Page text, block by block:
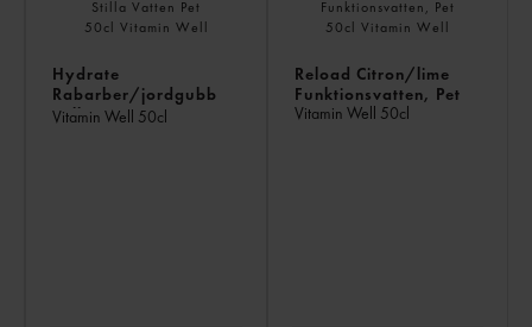
Hydrate
Rabarber/jordgubb
Stilla Vatten Pet
Vitamin Well 50cl
Reload Citron/lime
Funktionsvatten, Pet
Vitamin Well 50cl